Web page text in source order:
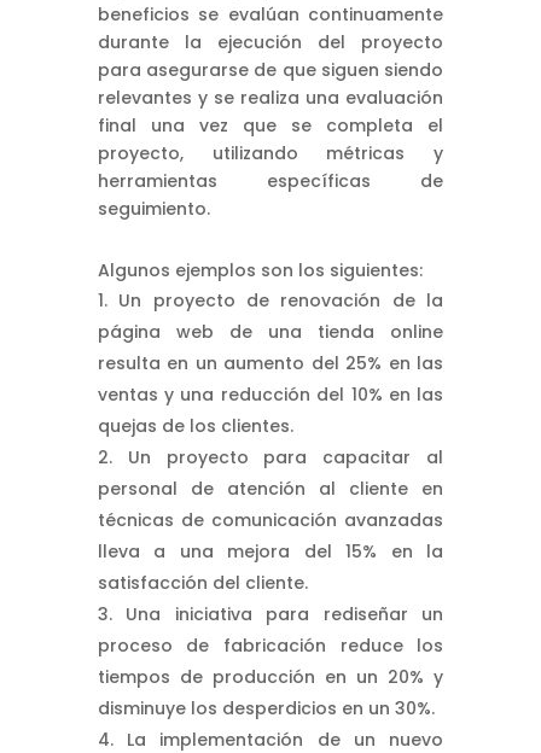
beneficios se evalúan continuamente
durante la ejecución del proyecto
para asegurarse de que siguen siendo
relevantes y se realiza una evaluación
final una vez que se completa el
proyecto, utilizando métricas y
herramientas específicas de
seguimiento.
Algunos ejemplos son los siguientes:
Un proyecto de renovación de la
página web de una tienda online
resulta en un aumento del 25% en las
ventas y una reducción del 10% en las
quejas de los clientes.
Un proyecto para capacitar al
personal de atención al cliente en
técnicas de comunicación avanzadas
lleva a una mejora del 15% en la
satisfacción del cliente.
Una iniciativa para rediseñar un
proceso de fabricación reduce los
tiempos de producción en un 20% y
disminuye los desperdicios en un 30%.
La implementación de un nuevo